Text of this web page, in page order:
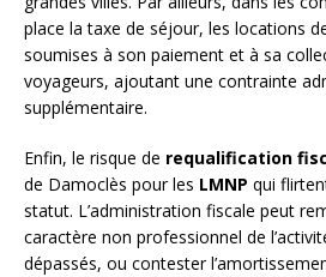
place la taxe de séjour, les locations
soumises à son paiement et à sa
voyageurs, ajoutant une contrainte
supplémentaire.
Enfin, le risque de requalification
de Damoclès pour les LMNP qui
statut. L’administration fiscale peut
caractère non professionnel de
dépassés, ou contester